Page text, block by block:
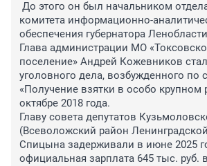
До этого он был начальником
комитета информационно-
обеспечения губернатора
Глава администрации МО
поселение» Андрей Кожевников
уголовного дела, возбужденного по
«Получение взятки в особо крупном
октябре 2018 года.
Главу совета депутатов
(Всеволожский район
Спицына задерживали в июне 2025
официальная зарплата 645 тыс. руб.